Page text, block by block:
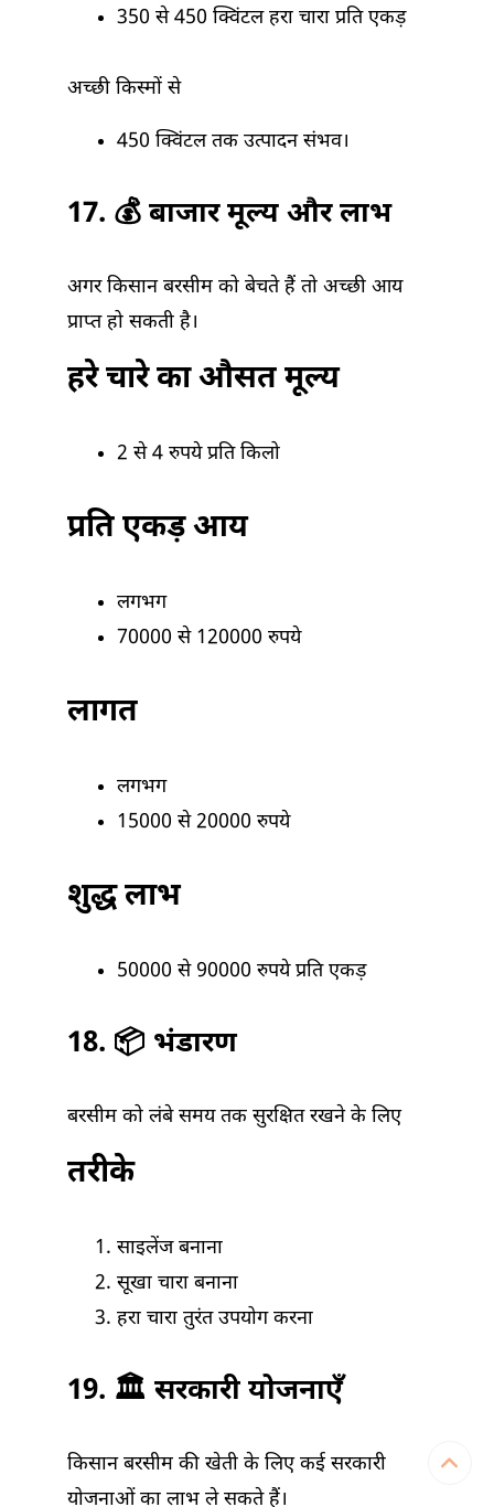
350 से 450 क्विंटल हरा चारा प्रति एकड़
अच्छी किस्मों से
450 क्विंटल तक उत्पादन संभव।
17. 💰 बाजार मूल्य और लाभ
अगर किसान बरसीम को बेचते हैं तो अच्छी आय
प्राप्त हो सकती है।
हरे चारे का औसत मूल्य
2 से 4 रुपये प्रति किलो
प्रति एकड़ आय
लगभग
70000 से 120000 रुपये
लागत
लगभग
15000 से 20000 रुपये
शुद्ध लाभ
50000 से 90000 रुपये प्रति एकड़
18. 📦 भंडारण
बरसीम को लंबे समय तक सुरक्षित रखने के लिए
तरीके
साइलेंज बनाना
सूखा चारा बनाना
हरा चारा तुरंत उपयोग करना
19. 🏛 सरकारी योजनाएँ
किसान बरसीम की खेती के लिए कई सरकारी
योजनाओं का लाभ ले सकते हैं।